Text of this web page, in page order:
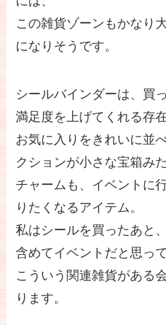
この雑貨ゾーンもかなり
になりそうです。
シールバインダーは、買
満足度を上げてくれる存在
お気に入りをきれいに並
クションが小さな宝箱み
チャームも、イベントに
りたくなるアイテム。
私はシールを買ったあと
含めてイベントだと思っ
こういう関連雑貨がある
ります。